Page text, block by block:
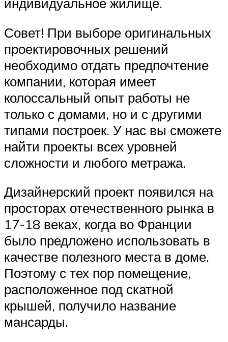
Совет! При выборе оригинальных
проектировочных решений
необходимо отдать предпочтение
компании, которая имеет
колоссальный опыт работы не
только с домами, но и с другими
типами построек. У нас вы сможете
найти проекты всех уровней
сложности и любого метража.
Дизайнерский проект появился на
просторах отечественного рынка в
17-18 веках, когда во Франции
было предложено использовать в
качестве полезного места в доме.
Поэтому с тех пор помещение,
расположенное под скатной
крышей, получило название
мансарды.